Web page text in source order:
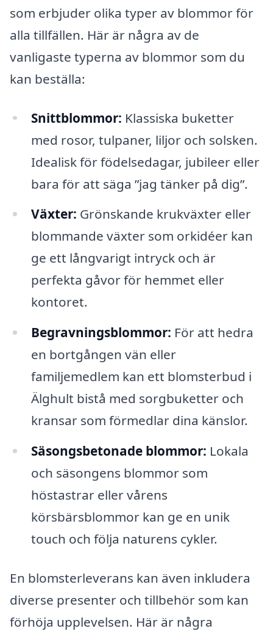
som erbjuder olika typer av blommor för
alla tillfällen. Här är några av de
vanligaste typerna av blommor som du
kan beställa:
Snittblommor: Klassiska buketter
med rosor, tulpaner, liljor och solsken.
Idealisk för födelsedagar, jubileer eller
bara för att säga ”jag tänker på dig”.
Växter: Grönskande krukväxter eller
blommande växter som orkidéer kan
ge ett långvarigt intryck och är
perfekta gåvor för hemmet eller
kontoret.
Begravningsblommor: För att hedra
en bortgången vän eller
familjemedlem kan ett blomsterbud i
Älghult bistå med sorgbuketter och
kransar som förmedlar dina känslor.
Säsongsbetonade blommor: Lokala
och säsongens blommor som
höstastrar eller vårens
körsbärsblommor kan ge en unik
touch och följa naturens cykler.
En blomsterleverans kan även inkludera
diverse presenter och tillbehör som kan
förhöja upplevelsen. Här är några